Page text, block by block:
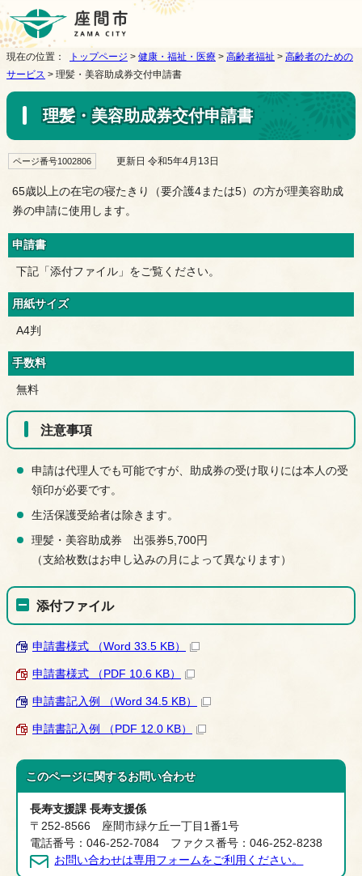
現在の位置： トップページ > 健康・福祉・医療 > 高齢者福祉 > 高齢者のための
サービス > 理髪・美容助成券交付申請書
理髪・美容助成券交付申請書
ページ番号1002806 更新日 令和5年4月13日
65歳以上の在宅の寝たきり（要介護4または5）の方が理美容助成
券の申請に使用します。
申請書
下記「添付ファイル」をご覧ください。
用紙サイズ
A4判
手数料
無料
注意事項
申請は代理人でも可能ですが、助成券の受け取りには本人の受
領印が必要です。
生活保護受給者は除きます。
理髪・美容助成券 出張券5,700円
（支給枚数はお申し込みの月によって異なります）
添付ファイル
申請書様式 （Word 33.5 KB）
申請書様式 （PDF 10.6 KB）
申請書記入例 （Word 34.5 KB）
申請書記入例 （PDF 12.0 KB）
このページに関するお問い合わせ
長寿支援課 長寿支援係
〒252-8566 座間市緑ケ丘一丁目1番1号
電話番号：046-252-7084 ファクス番号：046-252-8238
お問い合わせは専用フォームをご利用ください。